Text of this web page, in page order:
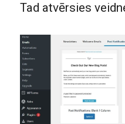
Tad atvērsies